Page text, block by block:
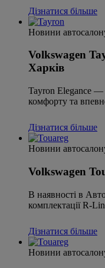
Дізнатися більше
Новини
Volkswagen
Харків
Tayron Elegance —
комфорту та
Дізнатися більше
Новини
Volkswagen
В наявності в
комплектації R-
Дізнатися більше
Новини